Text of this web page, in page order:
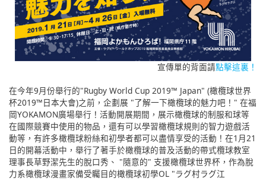
宣傳單的背面請點擊這裏！
在今年9月份舉行的"Rugby World Cup 2019™ Japan" (橄欖球世界
杯2019™日本大會)之前，企劃展 "了解一下橄欖球的魅力吧！" 在福
岡YOKAMON廣場舉行！活動開展期間，展示橄欖球的制服和球等
在國際競賽中使用的物品，還有可以學習橄欖球規則的智力遊戲活
動等，有許多橄欖球粉絲和初學者都可以盡情享受的活動！在1月21
日的開幕活動中，舉行了著手於橄欖球的普及活動的帶式欖球教室
理事長草野潔先生的脫口秀、 "隨意的" 支援橄欖球世界杯，作為脫
力系橄欖球漫畫家備受矚目的橄欖球初學OL "ラグ村ラグ江